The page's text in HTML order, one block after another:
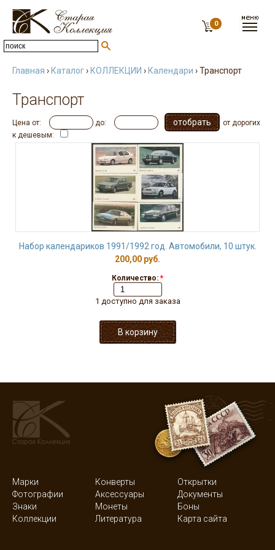
0
Главная › Каталог› КОЛЛЕКЦИИ › Календари › Транспорт
Транспорт
Цена от: до:
от дорогих
к дешевым:
Набор календариков 1991/1992 год. Автомобили, 10 штук.
200,00 руб.
Количество: *
1 доступно для заказа
Марки Конверты
Открытки
Фотографии
Аксессуары
Документы
Знаки
Монеты
Боны
Коллекции
Литература Карта сайта